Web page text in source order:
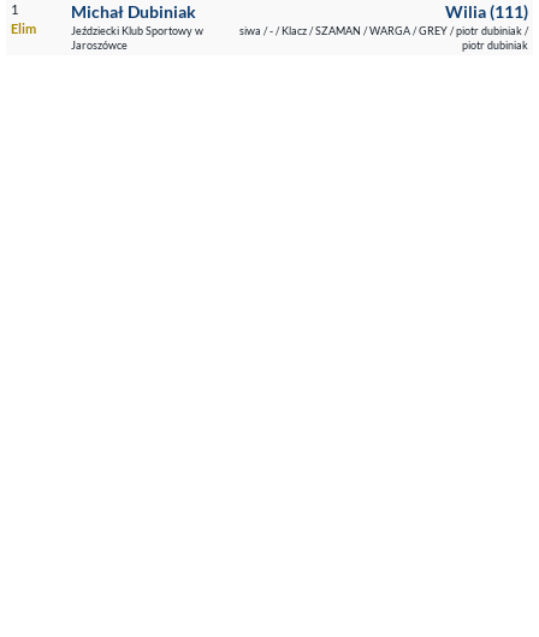
1
Elim
Michał Dubiniak
Jeździecki Klub Sportowy w
Jaroszówce
Wilia (111)
siwa / - / Klacz / SZAMAN / WARGA / GREY / piotr dubiniak /
piotr dubiniak